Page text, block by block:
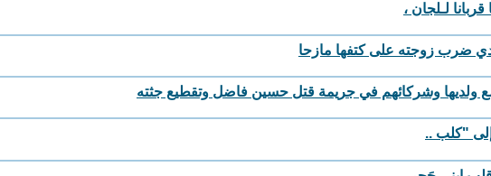
لـلجان ،
ضرب زوجته على كتفها مازحا
ولديها وشركائهم في جريمة قتل حسين فاضل وتقطيع جثته
"كلب ..